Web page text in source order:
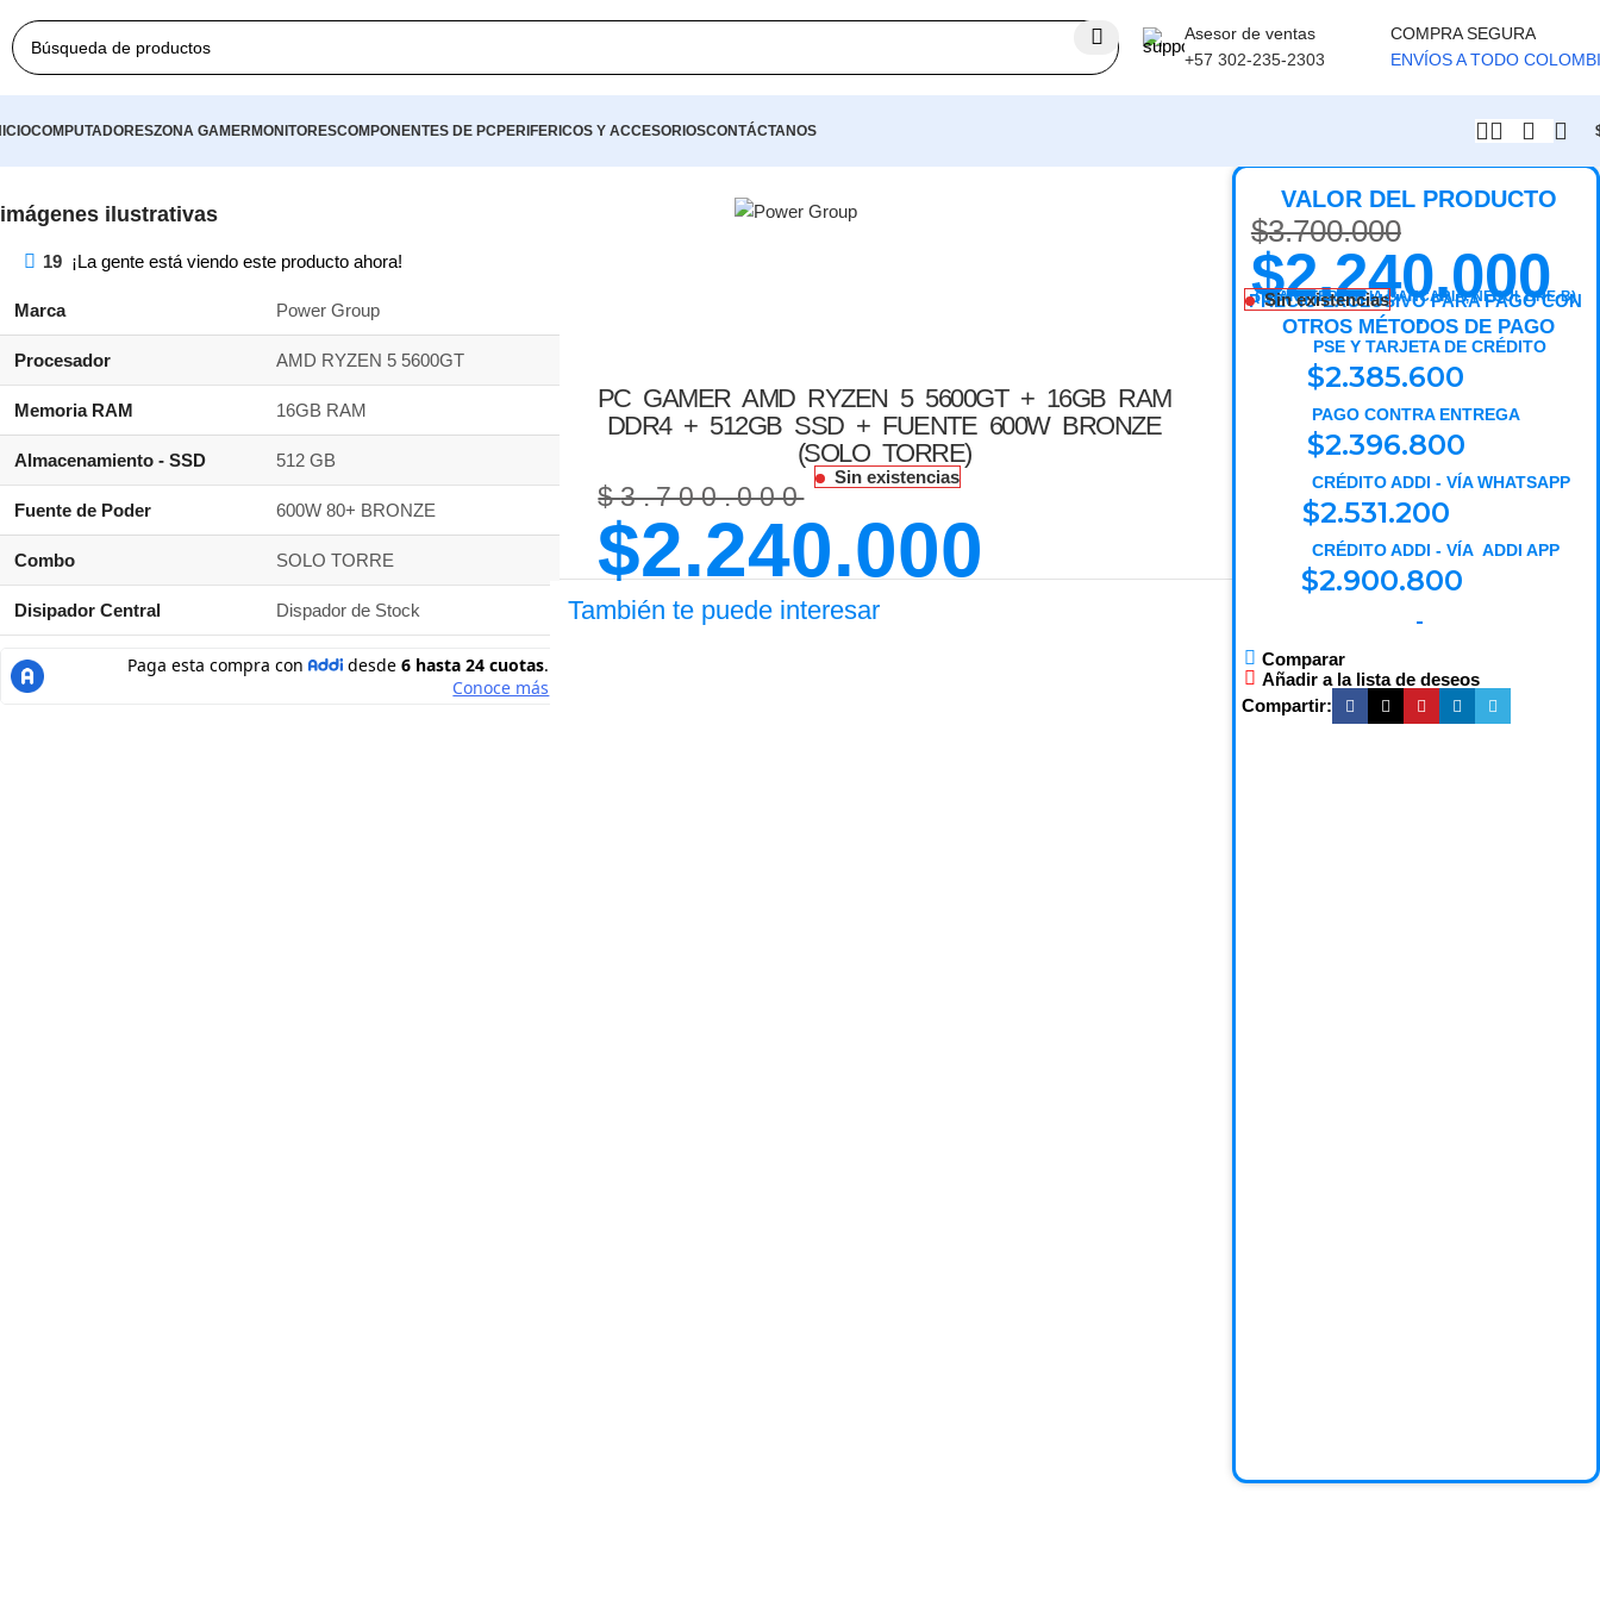
Asesor de ventas
+57 302-235-2303
COMPRA SEGURA
ENVÍOS A TODO
COMPUTADORESZONA GAMERMONITORESCOMPONENTES DE PCPERIFERICOS Y ACCESORIOSCONTÁCTANOS
★ 💸 COMPRA A CRÉDITO 💰 ★ 🚚 ENVÍO RÁPIDO📦 ★ 🔥 ¡PROMOCIÓN IMPERDIBLE! 🔥 ★ 💸 COMPRA A CRÉDITO 💰 ★ 🚚
imágenes ilustrativas
19 ¡La gente está viendo este producto ahora!
Marca Power Group
Procesador AMD RYZEN 5 5600GT
Memoria RAM 16GB RAM
Almacenamiento - SSD 512 GB
Fuente de Poder 600W 80+ BRONZE
Combo SOLO TORRE
Disipador Central Dispador de Stock
PC GAMER AMD RYZEN 5 5600GT + 16GB RAM
DDR4 + 512GB SSD + FUENTE 600W BRONZE
(SOLO TORRE)
Sin existencias
$3.700.000
$2.240.000
También te puede interesar
VALOR DEL PRODUCTO
$3.700.000
$2.240.000
PRECIO EXCLUSIVO PARA PAGO CON
(TRANSFERENCIA BANCARIA, NEQUI, BRE-B)
Sin existencias
OTROS MÉTODOS DE PAGO
$2.385.600
PSE Y TARJETA DE CRÉDITO
$2.396.800
PAGO CONTRA ENTREGA
$2.531.200
CRÉDITO ADDI - VÍA WHATSAPP
$2.900.800
CRÉDITO ADDI - VÍA ADDI APP
Comparar
Añadir a la lista de deseos
Compartir: